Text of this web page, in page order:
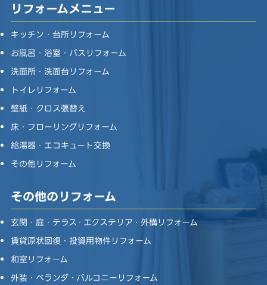
リフォームメニュー
キッチン・台所リフォーム
お風呂・浴室・バスリフォーム
洗面所・洗面台リフォーム
トイレリフォーム
壁紙・クロス張替え
床・フローリングリフォーム
給湯器・エコキュート交換
その他リフォーム
その他のリフォーム
玄関・庭・テラス・エクステリア・外構リフォーム
賃貸原状回復・投資用物件リフォーム
和室リフォーム
外装・ベランダ・バルコニーリフォーム